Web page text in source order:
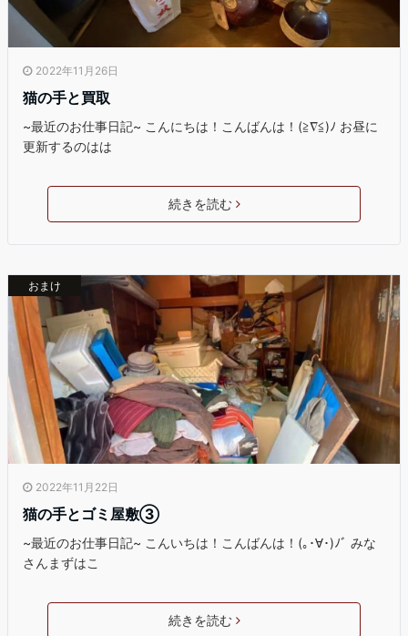
2022年11月26日
猫の手と買取
~最近のお仕事日記~ こんにちは！こんばんは！(≧∇≦)ﾉ お昼に
更新するのはは
続きを読む
おまけ
2022年11月22日
猫の手とゴミ屋敷③
~最近のお仕事日記~ こんいちは！こんばんは！(｡･∀･)ﾉﾞ みな
さんまずはこ
続きを読む